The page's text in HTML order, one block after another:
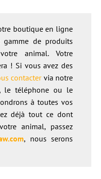
boutique en ligne
de produits
animal. Votre
! Si vous avez des
contactervia notre
le téléphone ou le
à toutes vos
déjà tout ce dont
animal, passez
m, nous serons